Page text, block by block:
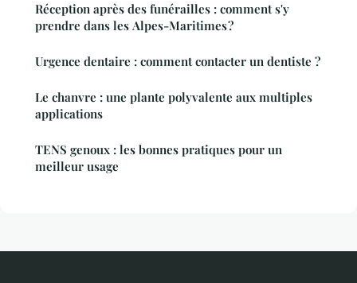
Réception après des funérailles : comment s'y
prendre dans les Alpes-Maritimes ?
Urgence dentaire : comment contacter un dentiste ?
Le chanvre : une plante polyvalente aux multiples
applications
TENS genoux : les bonnes pratiques pour un
meilleur usage